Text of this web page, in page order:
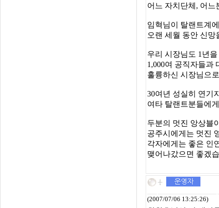
어느 자치단체, 어느
임혁님이 탈랜트계
오랜 세월 동안 신망
우리 시장님도 1년
1,000여 공직자들과
훌륭하신 시장님으
30여년 성실히 연기
여타 탈랜트분들에
두분의 멋진 앙상블
공주시에게는 멋진
각자에게는 좋은 인
맺어나갔으면 좋겠
(2007/07/06 13:25:26)